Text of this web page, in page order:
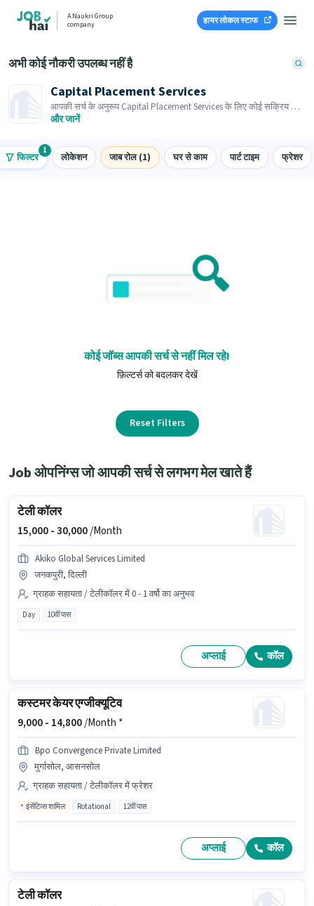
A Naukri Group
company
हायर लोकल स्टाफ
अभी कोई नौकरी उपलब्ध नहीं है
Capital Placement Services
आपकी सर्च के अनुरूप Capital Placement Services के लिए कोई सक्रिय जाब
ओपनिंग नहीं है। समान जाब ओपनिंग्स ब्राउज़ करें।
और जानें
फिल्टर
1
लोकेशन जाब रोल (1) घर से काम पार्ट टाइम फ्रेशर
कोई जॉब्स आपकी सर्च से नहीं मिल रहे!
फ़िल्टर्स को बदलकर देखें
Reset Filters
Job ओपनिंग्स जो आपकी सर्च से लगभग मेल खाते हैं
टेली कॉलर
15,000 -30,000/Month
Akiko Global Services Limited
जनकपुरी, दिल्ली
ग्राहक सहायता / टेलीकॉलर में 0 - 1 वर्षो का अनुभव
Day 10वीं पास
अप्लाई कॉल
कस्टमर केयर एग्जीक्यूटिव
9,000 - 14,800/Month *
Bpo Convergence Private Limited
मुर्गासोल, आसनसोल
ग्राहक सहायता / टेलीकॉलर में फ्रेशर
इंसेंटिव्स शामिल Rotational 12वीं पास
अप्लाई कॉल
टेली कॉलर